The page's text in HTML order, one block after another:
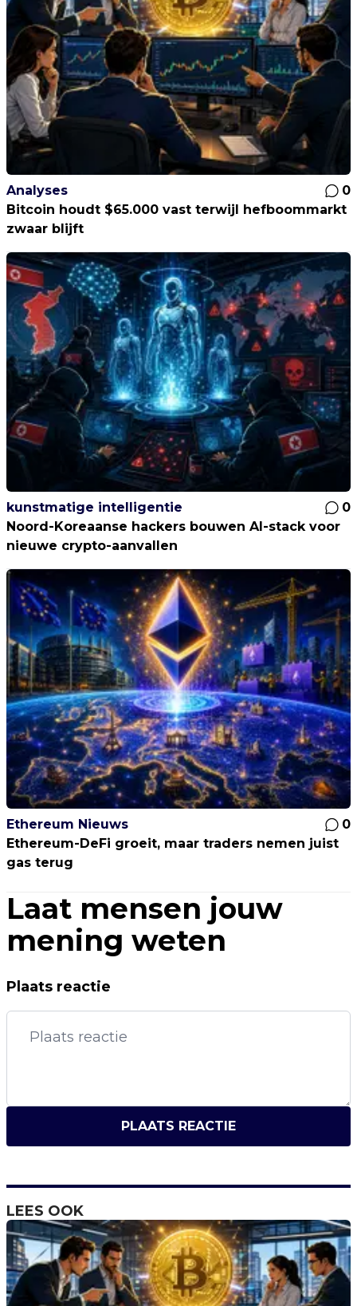
Analyses
0
Bitcoin houdt $65.000 vast terwijl hefboommarkt
zwaar blijft
kunstmatige intelligentie
0
Noord-Koreaanse hackers bouwen AI-stack voor
nieuwe crypto-aanvallen
Ethereum Nieuws
0
Ethereum-DeFi groeit, maar traders nemen juist
gas terug
Laat mensen jouw
mening weten
Plaats reactie
PLAATS REACTIE
LEES OOK